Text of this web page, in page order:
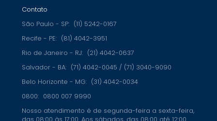
Contato
São Paulo - SP: (11) 5242-0167
Recife - PE: (81) 4042-3951
Rio de Janeiro - RJ: (21) 4042-0637
Salvador - BA: (71) 4042-0045 / (71) 3040-9090
Belo Horizonte - MG: (31) 4042-0034
0800: 0800 007 9990
Nosso atendimento é de segunda-feira a sexta-feira,